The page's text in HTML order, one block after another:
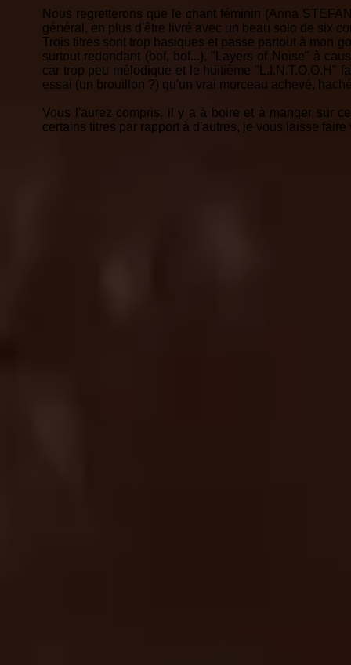
Nous regretterons que le chant féminin (Anna
général, en plus d'être livré avec un beau solo de six
Trois titres sont trop basiques et passe partout à mon
surtout redondant (bof, bof...), "Layers of Noise" à
car trop peu mélodique et le huitième "L.I.N.T.O.O.H"
essai (un brouillon ?) qu'un vrai morceau achevé,
Vous l'aurez compris, il y a à boire et à manger sur
certains titres par rapport à d'autres, je vous laisse faire